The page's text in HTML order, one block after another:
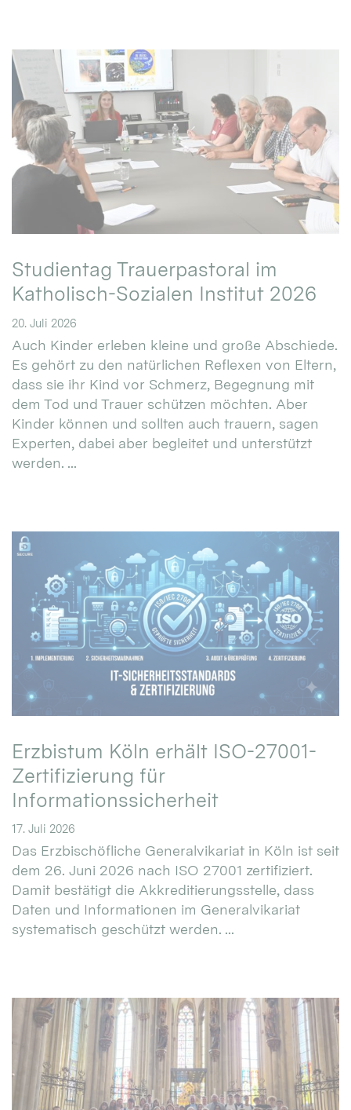
Studientag Trauerpastoral im
Katholisch-Sozialen Institut 2026
20. Juli 2026
Auch Kinder erleben kleine und große Abschiede.
Es gehört zu den natürlichen Reflexen von Eltern,
dass sie ihr Kind vor Schmerz, Begegnung mit
dem Tod und Trauer schützen möchten. Aber
Kinder können und sollten auch trauern, sagen
Experten, dabei aber begleitet und unterstützt
werden. ...
Erzbistum Köln erhält ISO-27001-
Zertifizierung für
Informationssicherheit
17. Juli 2026
Das Erzbischöfliche Generalvikariat in Köln ist seit
dem 26. Juni 2026 nach ISO 27001 zertifiziert.
Damit bestätigt die Akkreditierungsstelle, dass
Daten und Informationen im Generalvikariat
systematisch geschützt werden. ...